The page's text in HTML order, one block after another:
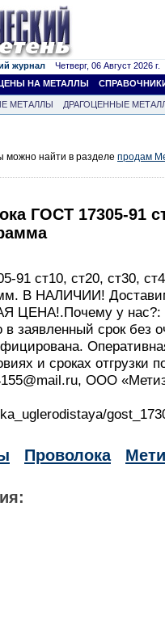
журнал Четверг, 06 Август 2026 г.
НА МЕТАЛЛЫ
МЕТАЛЛЫ
ДРАГОЦЕННЫЕ
найти в разделе продам
ГОСТ 17305-91
91 ст10, ст20, ст30,
В НАЛИЧИИ!
ЦЕНА!.Почему у нас?:
заявленный срок без
и сроках отгрузки
ООО
Проволока